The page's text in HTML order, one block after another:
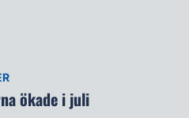
ökade i juli